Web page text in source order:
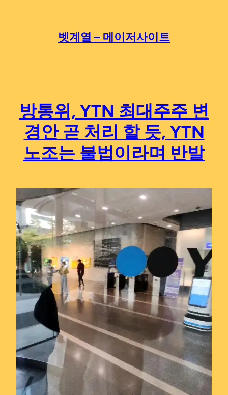
벳계열 – 메이저사이트
방통위, YTN 최대주주 변
경안 곧 처리 할 듯, YTN
노조는 불법이라며 반발